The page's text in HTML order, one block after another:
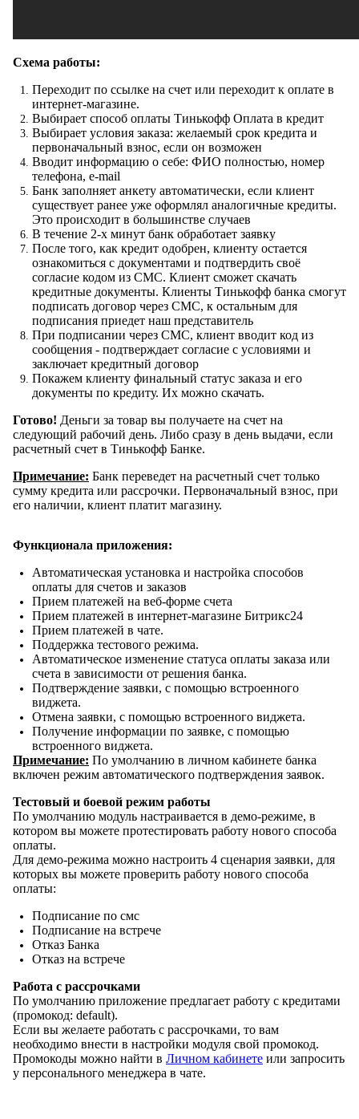
Схема работы:
Переходит по ссылке на счет или переходит к оплате в
интернет-магазине.
Выбирает способ оплаты Тинькофф Оплата в кредит
Выбирает условия заказа: желаемый срок кредита и
первоначальный взнос, если он возможен
Вводит информацию о себе: ФИО полностью, номер
телефона, e-mail
Банк заполняет анкету автоматически, если клиент
существует ранее уже оформлял аналогичные кредиты.
Это происходит в большинстве случаев
В течение 2-х минут банк обработает заявку
После того, как кредит одобрен, клиенту остается
ознакомиться с документами и подтвердить своё
согласие кодом из СМС. Клиент сможет скачать
кредитные документы. Клиенты Тинькофф банка смогут
подписать договор через СМС, к остальным для
подписания приедет наш представитель
При подписании через СМС, клиент вводит код из
сообщения - подтверждает согласие с условиями и
заключает кредитный договор
Покажем клиенту финальный статус заказа и его
документы по кредиту. Их можно скачать.
Готово! Деньги за товар вы получаете на счет на
следующий рабочий день. Либо сразу в день выдачи, если
расчетный счет в Тинькофф Банке.
Примечание: Банк переведет на расчетный счет только
сумму кредита или рассрочки. Первоначальный взнос, при
его наличии, клиент платит магазину.
Функционала приложения:
Автоматическая установка и настройка способов
оплаты для счетов и заказов
Прием платежей на веб-форме счета
Прием платежей в интернет-магазине Битрикс24
Прием платежей в чате.
Поддержка тестового режима.
Автоматическое изменение статуса оплаты заказа или
счета в зависимости от решения банка.
Подтверждение заявки, с помощью встроенного
виджета.
Отмена заявки, с помощью встроенного виджета.
Получение информации по заявке, с помощью
встроенного виджета.
Примечание: По умолчанию в личном кабинете банка
включен режим автоматического подтверждения заявок.
Тестовый и боевой режим работы
По умолчанию модуль настраивается в демо-режиме, в
котором вы можете протестировать работу нового способа
оплаты.
Для демо-режима можно настроить 4 сценария заявки, для
которых вы можете проверить работу нового способа
оплаты:
Подписание по смс
Подписание на встрече
Отказ Банка
Отказ на встрече
Работа с рассрочками
По умолчанию приложение предлагает работу с кредитами
(промокод: default).
Если вы желаете работать с рассрочками, то вам
необходимо внести в настройки модуля свой промокод.
Промокоды можно найти в Личном кабинете или запросить
у персонального менеджера в чате.